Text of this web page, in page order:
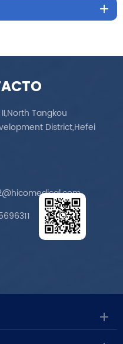
Tangkou
District,Hefei